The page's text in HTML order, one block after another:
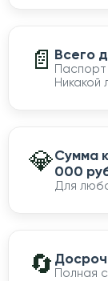
📄 Всего
Никакой
💎Сумма
000
Для
🔄 Полная